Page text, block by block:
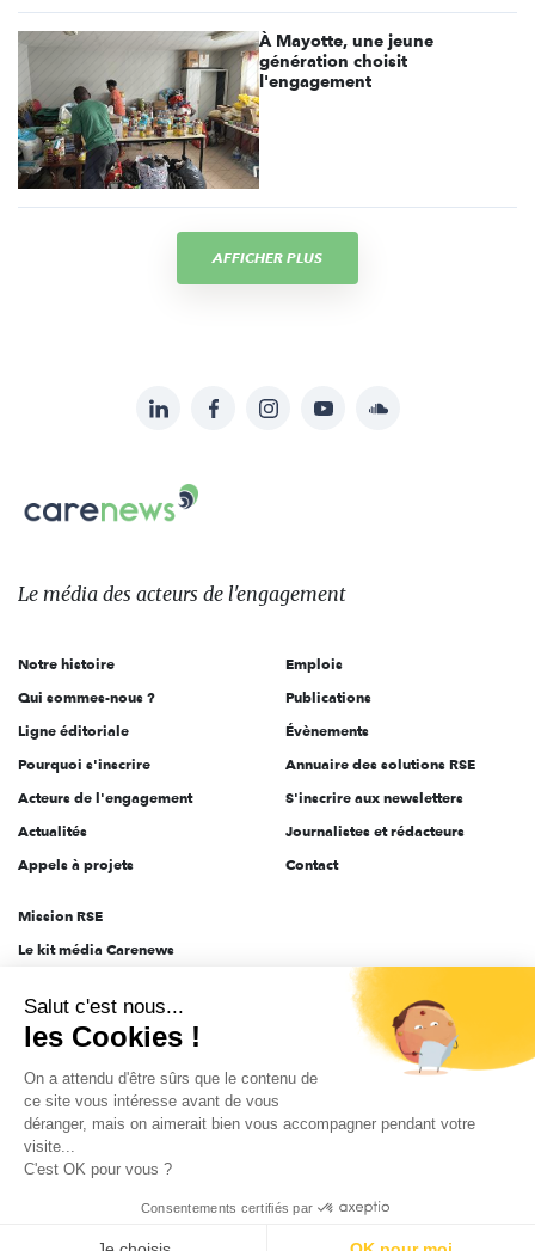
À Mayotte, une jeune
génération choisit
l'engagement
AFFICHER PLUS
sur:
LinkedInFacebookInstagramYouTubeSoundcloud
Carenews,
Le
des
l'engagement
Le média des acteurs de l'engagement
Notre histoire
Qui sommes-nous ?
Ligne éditoriale
Pourquoi s'inscrire
Acteurs de l'engagement
Actualités
Appels à projets
Emplois
Publications
Évènements
Annuaire des solutions RSE
S'inscrire aux newsletters
Journalistes et rédacteurs
Contact
Mission RSE
Le kit média Carenews
AEF info
Novethic
PRODURABLE
Inclusiv Day
Données personnelles Mentions légales 2025-2026 Tout droits réservés
Salut c'est nous...
les Cookies !
On a attendu d'être sûrs que le contenu de
ce site vous intéresse avant de vous
déranger, mais on aimerait bien vous accompagner pendant votre
visite...
C'est OK pour vous ?
Consentements certifiés par